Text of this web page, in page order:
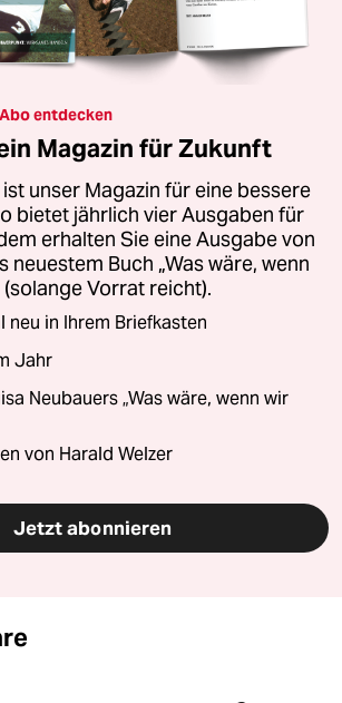
entdecken
Magazin für Zukunft
ist unser Magazin für eine bessere
bietet jährlich vier Ausgaben für
erhalten Sie eine Ausgabe von
neuestem Buch „Was wäre, wenn
Vorrat reicht).
neu in Ihrem Briefkasten
Jahr
Neubauers „Was wäre, wenn wir
von Harald Welzer
Jetzt abonnieren